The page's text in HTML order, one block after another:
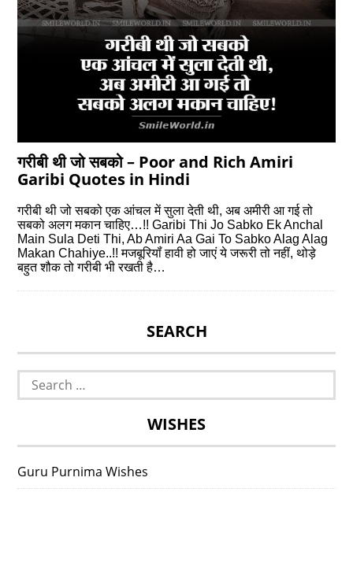
गरीबी थी जो सबको – Poor and Rich Amiri
Garibi Quotes in Hindi
गरीबी थी जो सबको एक आंचल में सुला देती थी, अब अमीरी आ गई तो
सबको अलग मकान चाहिए…!! Garibi Thi Jo Sabko Ek Anchal
Main Sula Deti Thi, Ab Amiri Aa Gai To Sabko Alag Alag
Makan Chahiye..!! मजबूरियॉं हावी हो जाएं ये जरूरी तो नहीं, थोड़े
बहुत शौक तो गरीबी भी रखती है…
SEARCH
Search
for:
WISHES
Guru Purnima Wishes